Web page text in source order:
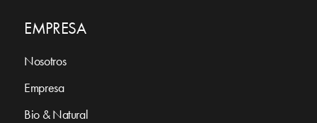
EMPRESA
Nosotros
Empresa
Bio & Natural